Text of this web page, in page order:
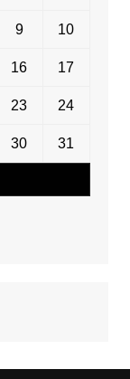
9 10
16 17
23 24
30 31